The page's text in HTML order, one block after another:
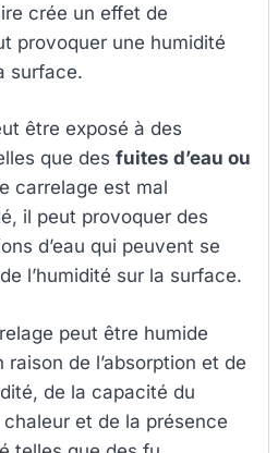
crée un effet de
provoquer une humidité
surface.
être exposé à des
que des fuites d’eau ou
carrelage est mal
il peut provoquer des
d’eau qui peuvent se
l’humidité sur la surface.
peut être humide
raison de l’absorption et de
de la capacité du
et de la présence